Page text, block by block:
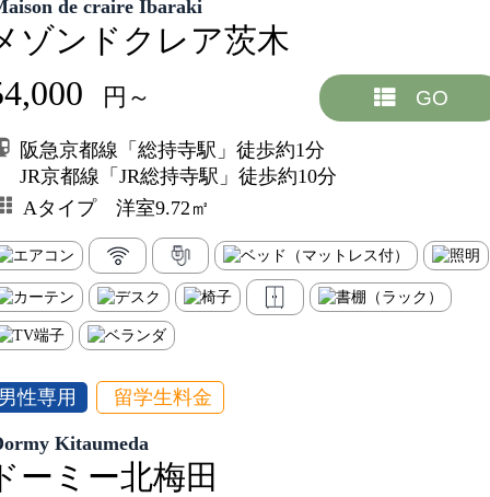
de craire Ibaraki
ゾンドクレア茨木
円～ GO
阪急京都線「総持寺駅」徒歩約1分
JR京都線「JR総持寺駅」徒歩約10分
Aタイプ 洋室9.72㎡
性専用 留学生料金
Kitaumeda
ーミー北梅田